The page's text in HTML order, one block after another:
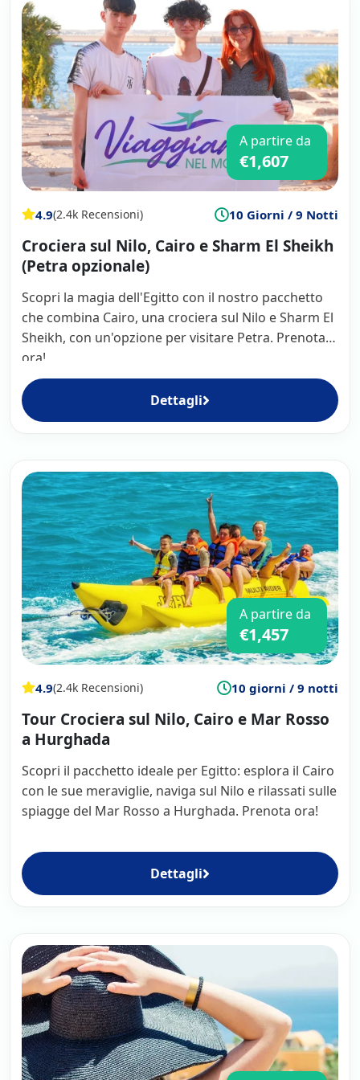
un livello di italiano ottimo e una profonda
conoscenza della civiltà egizia: Ussama al
Cairo e soprattutto Adel Alì Abdel Rohman
per la crociera sul Nilo e la passione che ha
saputo trasmetterci. Tutto perfetto, consiglio
caldamente. Graziella Bruna
A partire da
€1,607
4.9(2.4k Recensioni) 10 Giorni / 9 Notti
Crociera sul Nilo, Cairo e Sharm El Sheikh
(Petra opzionale)
Scopri la magia dell'Egitto con il nostro pacchetto
che combina Cairo, una crociera sul Nilo e Sharm El
Sheikh, con un'opzione per visitare Petra. Prenota
ora!
Dettagli
A partire da
€1,457
4.9(2.4k Recensioni) 10 giorni / 9 notti
Tour Crociera sul Nilo, Cairo e Mar Rosso
a Hurghada
Scopri il pacchetto ideale per Egitto: esplora il Cairo
con le sue meraviglie, naviga sul Nilo e rilassati sulle
spiagge del Mar Rosso a Hurghada. Prenota ora!
Dettagli